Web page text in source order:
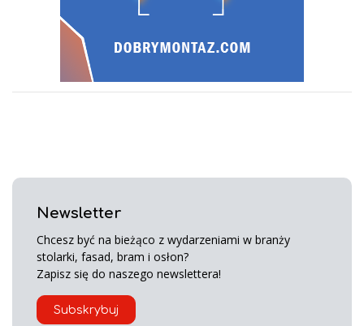
Newsletter
Chcesz być na bieżąco z wydarzeniami w branży
stolarki, fasad, bram i osłon?
Zapisz się do naszego newslettera!
Subskrybuj